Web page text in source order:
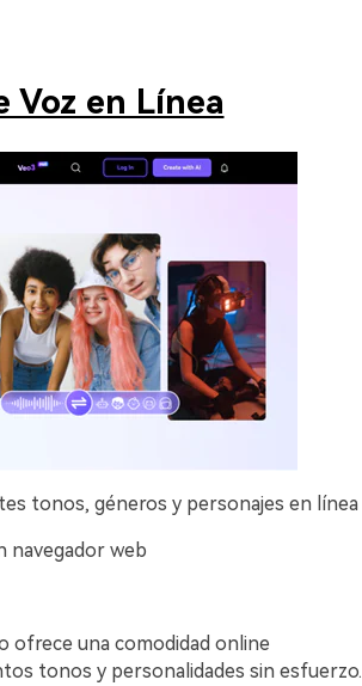
Voz en Línea
tonos, géneros y personajes en línea
navegador web
ofrece una comodidad online
tonos y personalidades sin esfuerzo.